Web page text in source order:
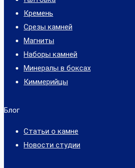
Кремень
Срезы камней
Магниты
Наборы камней
Минералы в боксах
Киммерийцы
Блог
Статьи о камне
Новости студии